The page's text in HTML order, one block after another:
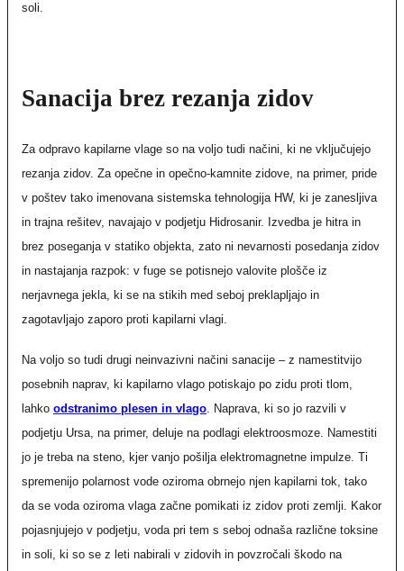
soli.
Sanacija brez rezanja zidov
Za odpravo kapilarne vlage so na voljo tudi načini, ki ne vključujejo
rezanja zidov. Za opečne in opečno-kamnite zidove, na primer, pride
v poštev tako imenovana sistemska tehnologija HW, ki je zanesljiva
in trajna rešitev, navajajo v podjetju Hidrosanir. Izvedba je hitra in
brez poseganja v statiko objekta, zato ni nevarnosti posedanja zidov
in nastajanja razpok: v fuge se potisnejo valovite plošče iz
nerjavnega jekla, ki se na stikih med seboj preklapljajo in
zagotavljajo zaporo proti kapilarni vlagi.
Na voljo so tudi drugi neinvazivni načini sanacije – z namestitvijo
posebnih naprav, ki kapilarno vlago potiskajo po zidu proti tlom,
lahko odstranimo plesen in vlago. Naprava, ki so jo razvili v
podjetju Ursa, na primer, deluje na podlagi elektroosmoze. Namestiti
jo je treba na steno, kjer vanjo pošilja elektromagnetne impulze. Ti
spremenijo polarnost vode oziroma obrnejo njen kapilarni tok, tako
da se voda oziroma vlaga začne pomikati iz zidov proti zemlji. Kakor
pojasnjujejo v podjetju, voda pri tem s seboj odnaša različne toksine
in soli, ki so se z leti nabirali v zidovih in povzročali škodo na